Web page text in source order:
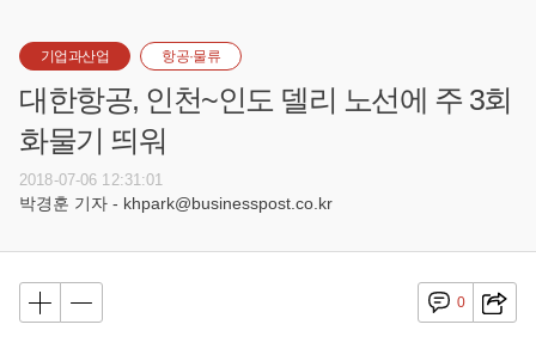
기업과산업 항공·물류
대한항공, 인천~인도 델리 노선에 주 3회
화물기 띄워
2018-07-06 12:31:01
박경훈 기자 - khpark@businesspost.co.kr
0